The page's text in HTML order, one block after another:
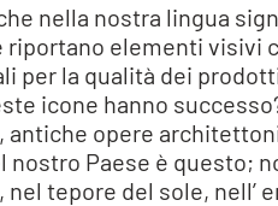
nella nostra lingua
elementi visivi
per la qualità dei
icone hanno
opere
Paese è questo;
tepore del sole, nell’